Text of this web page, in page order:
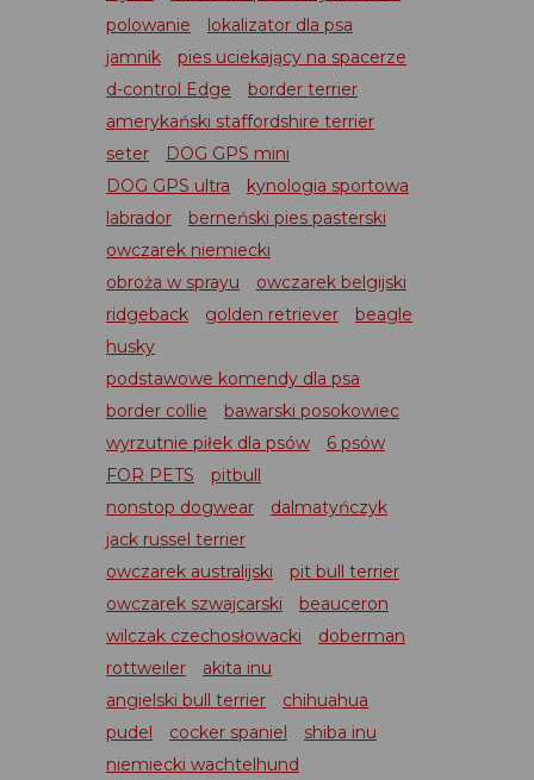
polowanie
lokalizator dla psa
jamnik
pies uciekający na spacerze
d-control Edge
border terrier
amerykański staffordshire terrier
seter
DOG GPS mini
DOG GPS ultra
kynologia sportowa
labrador
berneński pies pasterski
owczarek niemiecki
obroża w sprayu
owczarek belgijski
ridgeback
golden retriever
beagle
husky
podstawowe komendy dla psa
border collie
bawarski posokowiec
wyrzutnie piłek dla psów
6 psów
FOR PETS
pitbull
nonstop dogwear
dalmatyńczyk
jack russel terrier
owczarek australijski
pit bull terrier
owczarek szwajcarski
beauceron
wilczak czechosłowacki
doberman
rottweiler
akita inu
angielski bull terrier
chihuahua
pudel
cocker spaniel
shiba inu
niemiecki wachtelhund